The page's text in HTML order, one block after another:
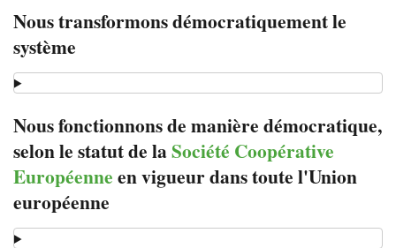
Nous transformons démocratiquement le
système
Nous fonctionnons de manière démocratique,
selon le statut de laSociété Coopérative
Européenneen vigueur dans toute l'Union
européenne